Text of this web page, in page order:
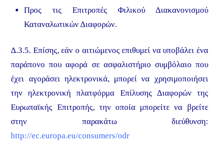
Προς τις Επιτροπές Φιλικού Διακανονισμού
Καταναλωτικών Διαφορών.
Δ.3.5. Επίσης, εάν ο αιτιώμενος επιθυμεί να υποβάλει ένα
παράπονο που αφορά σε ασφαλιστήριο συμβόλαιο που
έχει αγοράσει ηλεκτρονικά, μπορεί να χρησιμοποιήσει
την ηλεκτρονική πλατφόρμα Επίλυσης Διαφορών της
Ευρωπαϊκής Επιτροπής, την οποία μπορείτε να βρείτε
στην παρακάτω διεύθυνση:
http://ec.europa.eu/consumers/odr